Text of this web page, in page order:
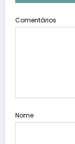
Comentários
Nome